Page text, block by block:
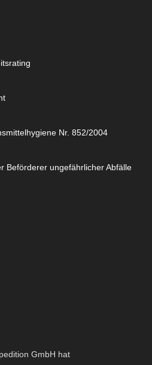
Nr. 852/2004
Beförderer ungefährlicher Abfälle
GmbH hat